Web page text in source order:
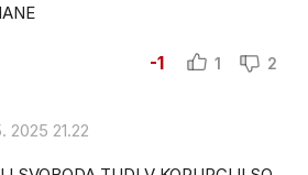
-1 1 2
2025 21.22